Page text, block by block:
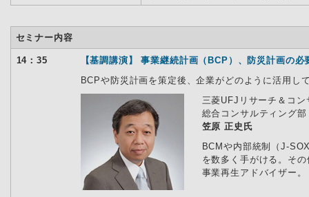
セミナー内容
14：35
【基調講演】 事業継続計画（BCP）、防災計画の必
BCPや防災計画を策定後、企業がどのように活用し
三菱UFJリサーチ＆コ
総合コンサルティング
笠原 正史氏
BCMや内部統制（J-
を数多く手がける。そ
事業再生アドバイザー。